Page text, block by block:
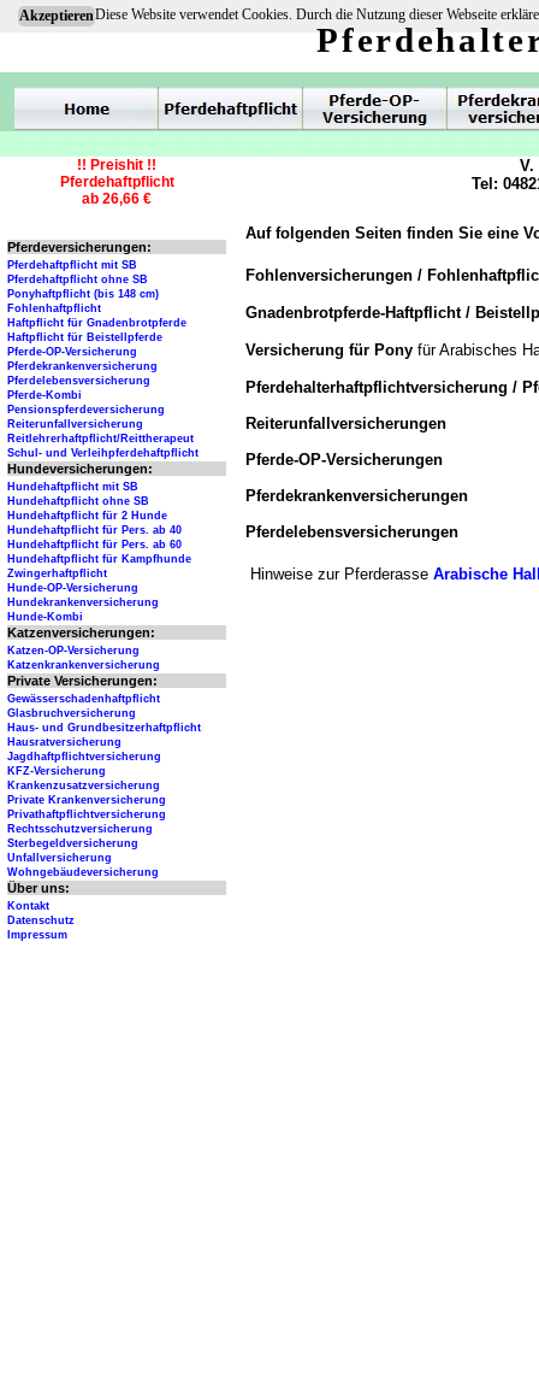
AkzeptierenDiese Website verwendet Cookies. Durch die Nutzung dieser Webseite
Auf folgenden Seiten finden Sie eine
Fohlenversicherungen /
Gnadenbrotpferde-Haftpflicht /
Versicherung für Pony für Arabisches
Pferdehalterhaftpflichtversicherung /
Reiterunfallversicherungen
Pferde-OP-Versicherungen
Pferdekrankenversicherungen
Pferdelebensversicherungen
Hinweise zur Pferderasse Arabische
V.
Tel:
!! Preishit !!
Pferdehaftpflicht
ab 26,66 €
Pferdeversicherungen:
Pferdehaftpflicht mit SB
Pferdehaftpflicht ohne SB
Ponyhaftpflicht (bis 148 cm)
Fohlenhaftpflicht
Haftpflicht für Gnadenbrotpferde
Haftpflicht für Beistellpferde
Pferde-OP-Versicherung
Pferdekrankenversicherung
Pferdelebensversicherung
Pferde-Kombi
Pensionspferdeversicherung
Reiterunfallversicherung
Reitlehrerhaftpflicht/Reittherapeut
Schul- und Verleihpferdehaftpflicht
Hundeversicherungen:
Hundehaftpflicht mit SB
Hundehaftpflicht ohne SB
Hundehaftpflicht für 2 Hunde
Hundehaftpflicht für Pers. ab 40
Hundehaftpflicht für Pers. ab 60
Hundehaftpflicht für Kampfhunde
Zwingerhaftpflicht
Hunde-OP-Versicherung
Hundekrankenversicherung
Hunde-Kombi
Katzenversicherungen:
Katzen-OP-Versicherung
Katzenkrankenversicherung
Private Versicherungen:
Gewässerschadenhaftpflicht
Glasbruchversicherung
Haus- und Grundbesitzerhaftpflicht
Hausratversicherung
Jagdhaftpflichtversicherung
KFZ-Versicherung
Krankenzusatzversicherung
Private Krankenversicherung
Privathaftpflichtversicherung
Rechtsschutzversicherung
Sterbegeldversicherung
Unfallversicherung
Wohngebäudeversicherung
Über uns:
Kontakt
Datenschutz
Impressum